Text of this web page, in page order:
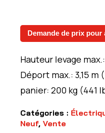
Demande de prix pour
Hauteur levage
Déport max.: 3,15 m
panier: 200 kg (441
Catégories :
Neuf, Vente